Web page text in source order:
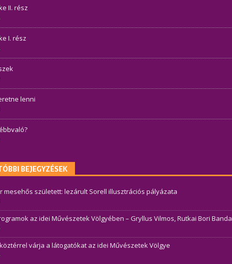
II. rész
I. rész
lenni
BEJEGYZÉSEK
mesehős született: lezárult Sorell illusztrációs pályázata
az idei Művészetek Völgyében – Gryllus Vilmos, Rutkai Bori
várja a látogatókat az idei Művészetek Völgye